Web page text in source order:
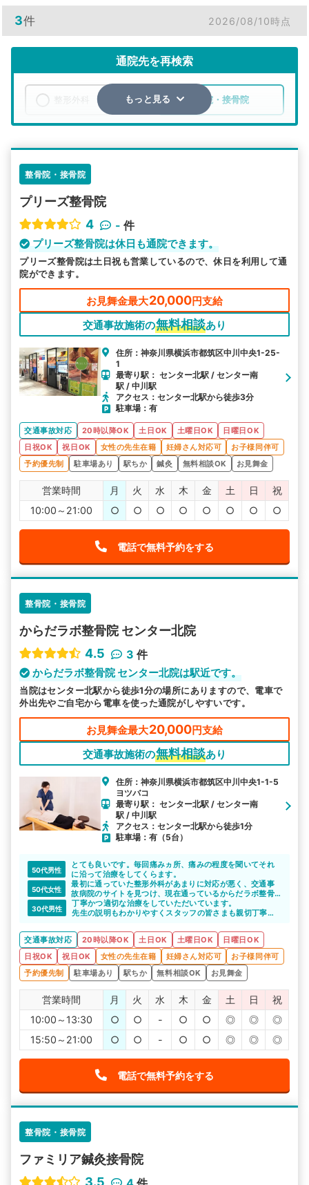
3件 2026/08/10時点
通院先を再検索
整骨院・接骨院
その他の検索方法
駅から探す 院名から探す
もっと見る
整骨院・接骨院
プリーズ整骨院
4
- 件
プリーズ整骨院は休日も通院できます。
プリーズ整骨院は土日祝も営業しているので、休日を利用して通
院ができます。
お見舞金最大20,000円支給
交通事故施術の無料相談あり
住所：神奈川県横浜市都筑区中川中央1-25-
1
最寄り駅： センター北駅 / センター南
駅 / 中川駅
アクセス：センター北駅から徒歩3分
駐車場：有
交通事故対応 20時以降OK 土日OK 土曜日OK
日曜日OK
日祝OK
祝日OK 女性の先生在籍 妊婦さん対応可
お子様同伴可
予約優先制
駐車場あり 駅ちか 鍼灸 無料相談OK お見舞金
営業時間 月 火 水 木 金 土 日
祝
10:00～21:00
○ ○ ○ ○ ○ ○ ○ ○
電話で無料予約をする
整骨院・接骨院
からだラボ整骨院 センター北院
4.5
3 件
からだラボ整骨院 センター北院は駅近です。
当院はセンター北駅から徒歩1分の場所にありますので、電車で
外出先やご自宅から電車を使った通院がしやすいです。
お見舞金最大20,000円支給
交通事故施術の無料相談あり
住所：神奈川県横浜市都筑区中川中央1-1-5
ヨツバコ
最寄り駅： センター北駅 / センター南
駅 / 中川駅
アクセス：センター北駅から徒歩1分
駐車場：有（5台）
50代男性
とても良いです。毎回痛みヵ所、痛みの程度を聞いてそれ
に沿って治療をしてくらます。
50代女性
最初に通っていた整形外科があまりに対応が悪く、交通事
故病院のサイトを見つけ、現在通っているからだラボ整骨
院センター北院を紹介していただきました。転院してから
は丁寧に対応していただき、安心して通っています。まだ
しています
30代男性
丁寧かつ適切な治療をしていただいています。
先生の説明もわかりやすくスタッフの皆さまも親切丁寧で
予約が取れないのと人気なので待ち時間が長いのが少し残
念です
交通事故対応 20時以降OK 土日OK 土曜日OK
日曜日OK
日祝OK
祝日OK 女性の先生在籍 妊婦さん対応可
お子様同伴可
予約優先制
駐車場あり 駅ちか 無料相談OK お見舞金
営業時間 月 火 水 木 金 土 日
祝
10:00～13:30
○ ○ - ○ ○ ◎ ◎
◎
15:50～21:00
○ ○ - ○ ○ ◎ ◎ ◎
電話で無料予約をする
整骨院・接骨院
ファミリア鍼灸接骨院
3.5